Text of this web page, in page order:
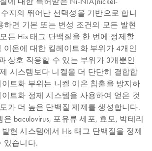
수지의 뛰어난 선택성을 기반으로 합니
하면 기본 또는 변성 조건의 모든 발현
든 His 태그 단백질을 한 번에 정제할
이온에 대한 킬레이트화 부위가 4개인
상호 작용할 수 있는 부위가 3개뿐인
시스템보다 니켈을 더 단단히 결합합
트화 부위는 니켈 이온 침출을 방지하
트화 정제 시스템을 사용하여 얻은 것
가 더 높은 단백질 제제를 생성합니다.
은 baculovirus, 포유류 세포, 효모, 박테리
현 시스템에서 His 태그 단백질을 정제
있습니다.